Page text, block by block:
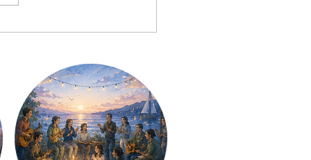
だからこそ、あなたの